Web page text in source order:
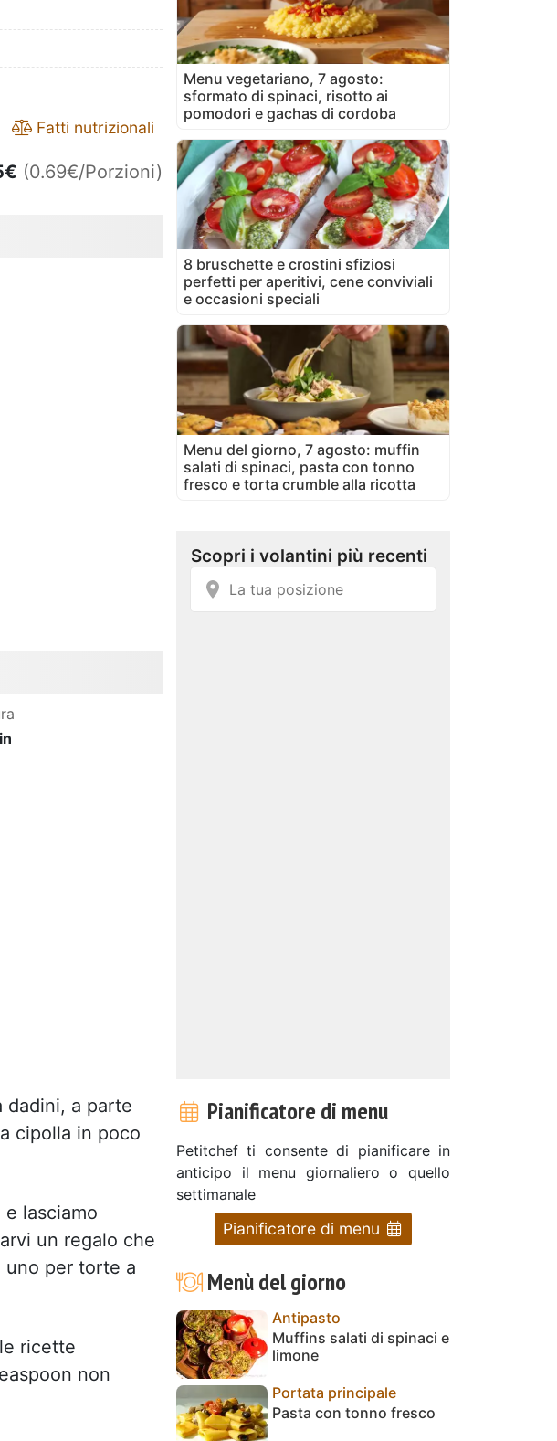
Fatti nutrizionali
€ (0.69€/Porzioni)
dadini, a parte
cipolla in poco
lasciamo
un regalo che
uno per torte a
ricette
non
Menu vegetariano, 7 agosto:
sformato di spinaci, risotto ai
pomodori e gachas di cordoba
8 bruschette e crostini sfiziosi
perfetti per aperitivi, cene conviviali
e occasioni speciali
Menu del giorno, 7 agosto: muffin
salati di spinaci, pasta con tonno
fresco e torta crumble alla ricotta
Pianificatore di menu
Petitchef ti consente di pianificare in
anticipo il menu giornaliero o quello
settimanale
Pianificatore di menu
Menù del giorno
Antipasto
Muffins salati di spinaci e
limone
Portata principale
Pasta con tonno fresco